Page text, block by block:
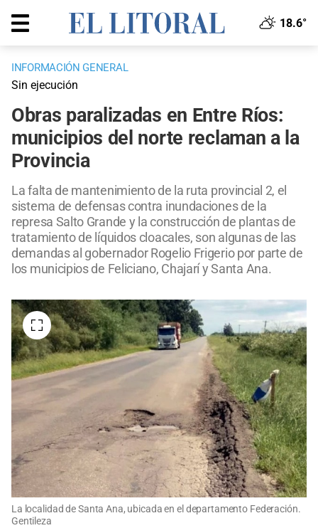
18.6°
INFORMACIÓN GENERAL
Sin ejecución
Obras paralizadas en Entre Ríos:
municipios del norte reclaman a la
Provincia
La falta de mantenimiento de la ruta provincial 2, el
sistema de defensas contra inundaciones de la
represa Salto Grande y la construcción de plantas de
tratamiento de líquidos cloacales, son algunas de las
demandas al gobernador Rogelio Frigerio por parte de
los municipios de Feliciano, Chajarí y Santa Ana.
La localidad de Santa Ana, ubicada en el departamento Federación.
Gentileza